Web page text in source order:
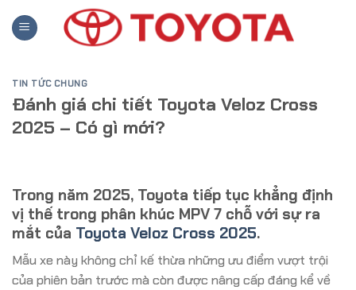
TIN TỨC CHUNG
Đánh giá chi tiết Toyota Veloz Cross
2025 – Có gì mới?
Trong năm 2025, Toyota tiếp tục khẳng định
vị thế trong phân khúc MPV 7 chỗ với sự ra
mắt của Toyota Veloz Cross 2025.
Mẫu xe này không chỉ kế thừa những ưu điểm vượt trội
của phiên bản trước mà còn được nâng cấp đáng kể về